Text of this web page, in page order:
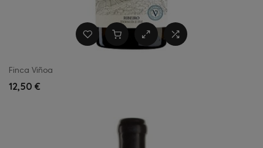
Finca Viñoa
12,50 €